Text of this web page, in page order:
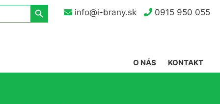
info@i-brany.sk 0915 950 055
Search Button
KONTAKT
O NÁS